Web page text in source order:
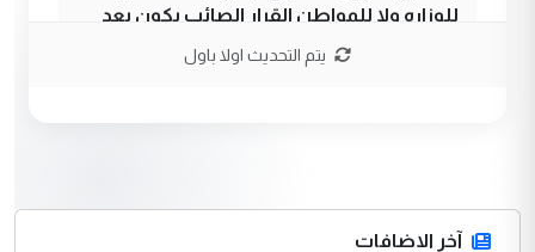
للوزاره ولا للمواطن القرار الصائب يكون بعد
التعليق : واحد من عصابة علي ماما يسقط
جنسية الرافد الثالث للعراق ومن اصول عريقة
يتم التحديث اولا باول
آخر الاضافات